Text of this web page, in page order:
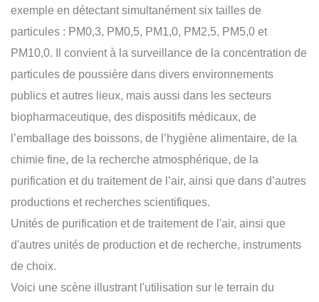
exemple en détectant simultanément six tailles de
particules : PM0,3, PM0,5, PM1,0, PM2,5, PM5,0 et
PM10,0. Il convient à la surveillance de la concentration de
particules de poussière dans divers environnements
publics et autres lieux, mais aussi dans les secteurs
biopharmaceutique, des dispositifs médicaux, de
l’emballage des boissons, de l’hygiène alimentaire, de la
chimie fine, de la recherche atmosphérique, de la
purification et du traitement de l’air, ainsi que dans d’autres
productions et recherches scientifiques.
Unités de purification et de traitement de l'air, ainsi que
d'autres unités de production et de recherche, instruments
de choix.
Voici une scène illustrant l'utilisation sur le terrain du